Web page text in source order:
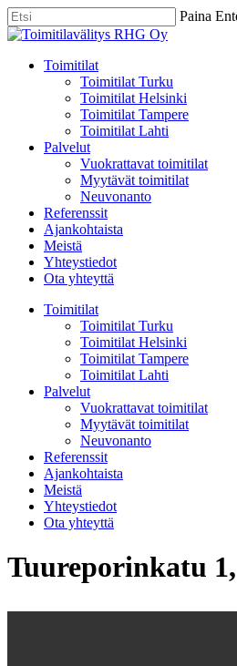
Skip
to
content
Paina
Close
Menu
Toimitilat
Toimitilat Turku
Toimitilat Helsinki
Toimitilat Tampere
Toimitilat Lahti
Palvelut
Vuokrattavat toimitilat
Myytävät toimitilat
Neuvonanto
Referenssit
Ajankohtaista
Meistä
Yhteystiedot
Ota yhteyttä
Toimitilat
Toimitilat Turku
Toimitilat Helsinki
Toimitilat Tampere
Toimitilat Lahti
Palvelut
Vuokrattavat toimitilat
Myytävät toimitilat
Neuvonanto
Referenssit
Ajankohtaista
Meistä
Yhteystiedot
Ota yhteyttä
Tuureporinkatu